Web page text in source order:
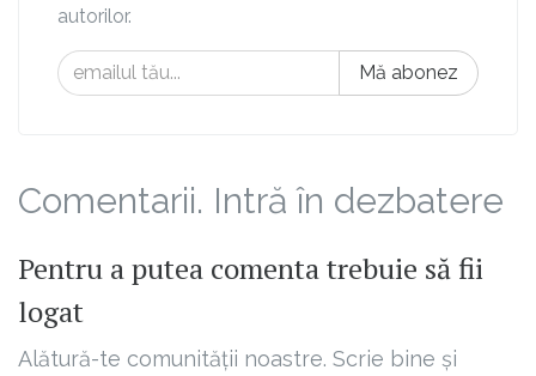
autorilor.
Mă abonez
Comentarii. Intră în dezbatere
Pentru a putea comenta trebuie să fii
logat
Alătură-te comunității noastre. Scrie bine și